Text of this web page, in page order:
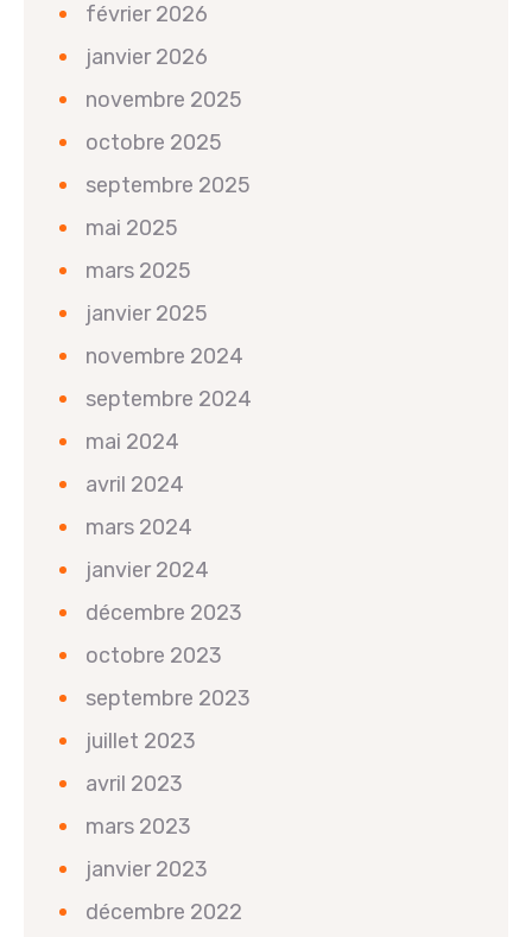
février 2026
janvier 2026
novembre 2025
octobre 2025
septembre 2025
mai 2025
mars 2025
janvier 2025
novembre 2024
septembre 2024
mai 2024
avril 2024
mars 2024
janvier 2024
décembre 2023
octobre 2023
septembre 2023
juillet 2023
avril 2023
mars 2023
janvier 2023
décembre 2022